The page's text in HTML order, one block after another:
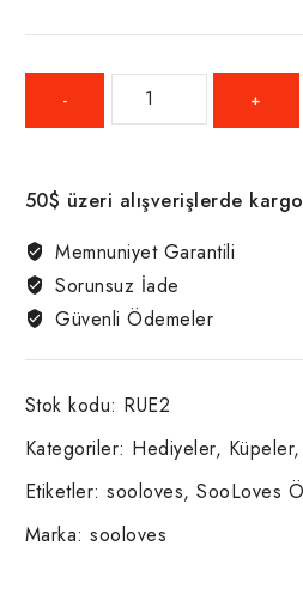
SooLoves
Özel
X
küpe
adet
50$ üzeri alışverişlerde
Memnuniyet Garantili
Sorunsuz İade
Güvenli Ödemeler
Stok kodu: RUE2
Kategoriler: Hediyeler, Küpeler
Etiketler:sooloves,SooLoves
Marka:sooloves